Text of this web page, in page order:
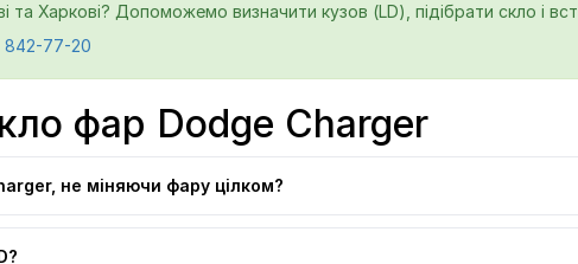
та Харкові? Допоможемо визначити кузов (LD), підібрати скло і
842-77-20
фар Dodge Charger
не міняючи фару цілком?